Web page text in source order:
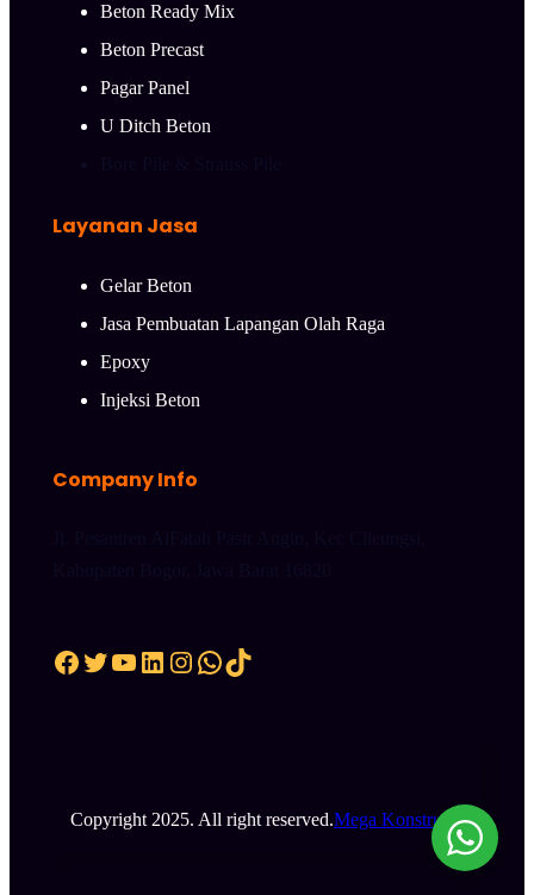
Beton Ready Mix
Beton Precast
Pagar Panel
U Ditch Beton
Layanan Jasa
Gelar Beton
Jasa Pembuatan Lapangan Olah Raga
Epoxy
Injeksi Beton
Company Info
Facebook Twitter YouTube LinkedIn Instagram WhatsApp TikTok
Copyright 2025. All right reserved.Mega Konstruksi